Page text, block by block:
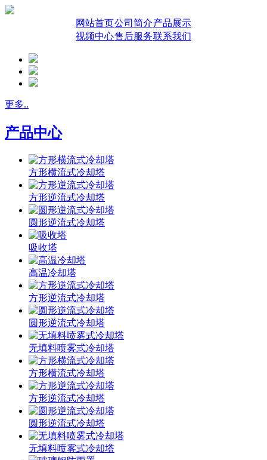
网站首页公司简介产品展示
视频中心售后服务联系我们
更多..
产品中心
方形横流式冷却塔
方形逆流式冷却塔
圆形逆流式冷却塔
吸收塔
高温冷却塔
方形逆流式冷却塔
圆形逆流式冷却塔
无填料喷雾式冷却塔
方形横流式冷却塔
方形逆流式冷却塔
圆形逆流式冷却塔
无填料喷雾式冷却塔